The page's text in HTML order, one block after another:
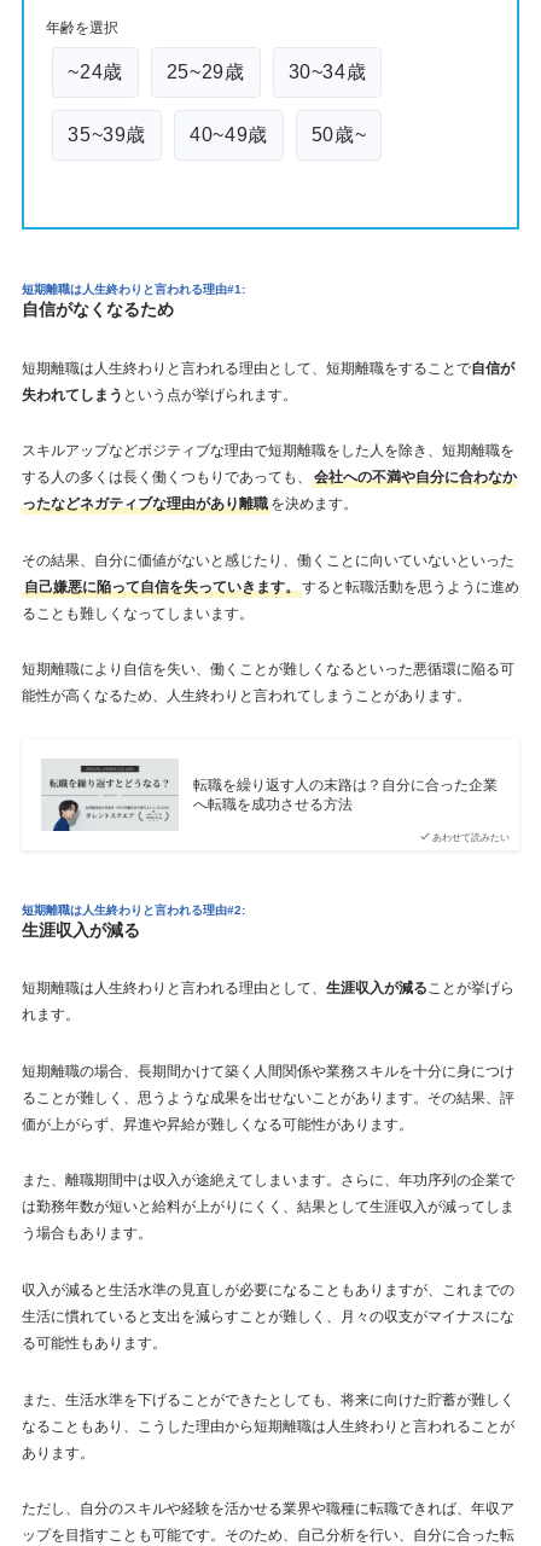
年齢を選択
~24歳 25~29歳 30~34歳
35~39歳 40~49歳 50歳~
短期離職は人生終わりと言われる理由#1:
自信がなくなるため
短期離職は人生終わりと言われる理由として、短期離職をすることで自信が
失われてしまう という点が挙げられます。
スキルアップなどポジティブな理由で短期離職をした人を除き、短期離職を
する人の多くは長く働くつもりであっても、
会社への不満や自分に合わなか
ったなどネガティブな理由があり離職を決めます。
その結果、自分に価値がないと感じたり、働くことに向いていないといった
自己嫌悪に陥って自信を失っていきます。
すると転職活動を思うように進め
ることも難しくなってしまいます。
短期離職により自信を失い、働くことが難しくなるといった悪循環に陥る可
能性が高くなるため、人生終わりと言われてしまうことがあります。
あわせて読みたい
転職を繰り返す人の末路は？自分に合った企業
へ転職を成功させる方法
短期離職は人生終わりと言われる理由#2:
生涯収入が減る
短期離職は人生終わりと言われる理由として、 生涯収入が減ることが挙げら
れます。
短期離職の場合、長期間かけて築く人間関係や業務スキルを十分に身につけ
ることが難しく、思うような成果を出せないことがあります。その結果、評
価が上がらず、昇進や昇給が難しくなる可能性があります。
また、離職期間中は収入が途絶えてしまいます。さらに、年功序列の企業で
は勤務年数が短いと給料が上がりにくく、結果として生涯収入が減ってしま
う場合もあります。
収入が減ると生活水準の見直しが必要になることもありますが、これまでの
生活に慣れていると支出を減らすことが難しく、月々の収支がマイナスにな
る可能性もあります。
また、生活水準を下げることができたとしても、将来に向けた貯蓄が難しく
なることもあり、こうした理由から短期離職は人生終わりと言われることが
あります。
ただし、自分のスキルや経験を活かせる業界や職種に転職できれば、年収ア
ップを目指すことも可能です。そのため、自己分析を行い、自分に合った転